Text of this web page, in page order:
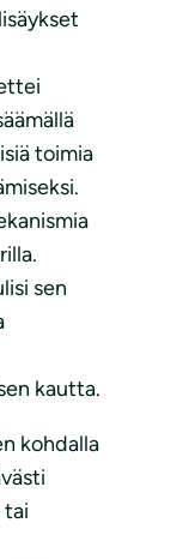
toimia
sen
kautta.
kohdalla
tai